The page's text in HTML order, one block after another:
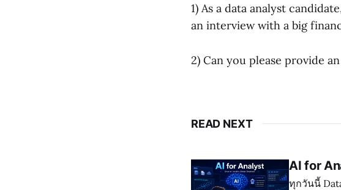
1) As a data analyst
an interview with a big
2) Can you please provide
READ NEXT
AI for
ทุกวันนี้ Data